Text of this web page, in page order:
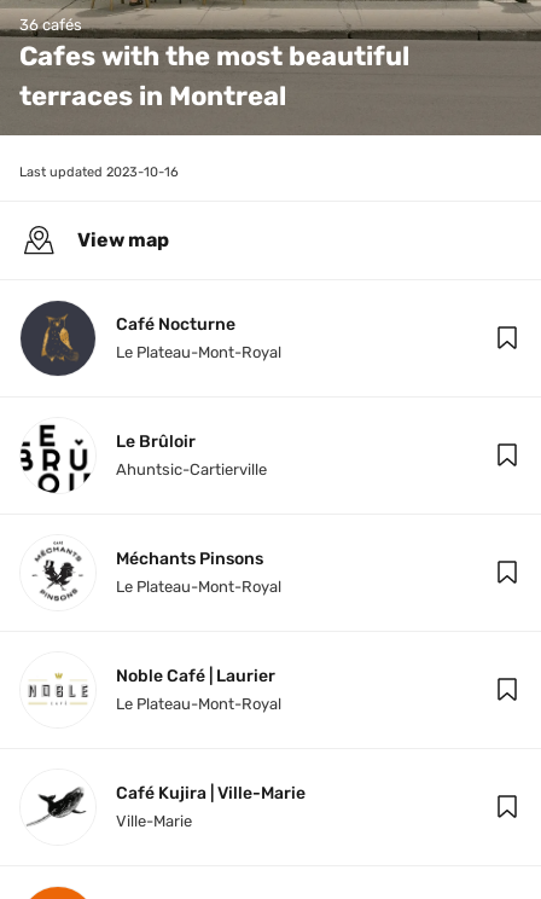
36 cafés
Cafes with the most beautiful
terraces in Montreal
Last updated 2023-10-16
View map
Café Nocturne
Le Plateau-Mont-Royal
Le Brûloir
Ahuntsic-Cartierville
Méchants Pinsons
Le Plateau-Mont-Royal
Noble Café | Laurier
Le Plateau-Mont-Royal
Café Kujira | Ville-Marie
Ville-Marie